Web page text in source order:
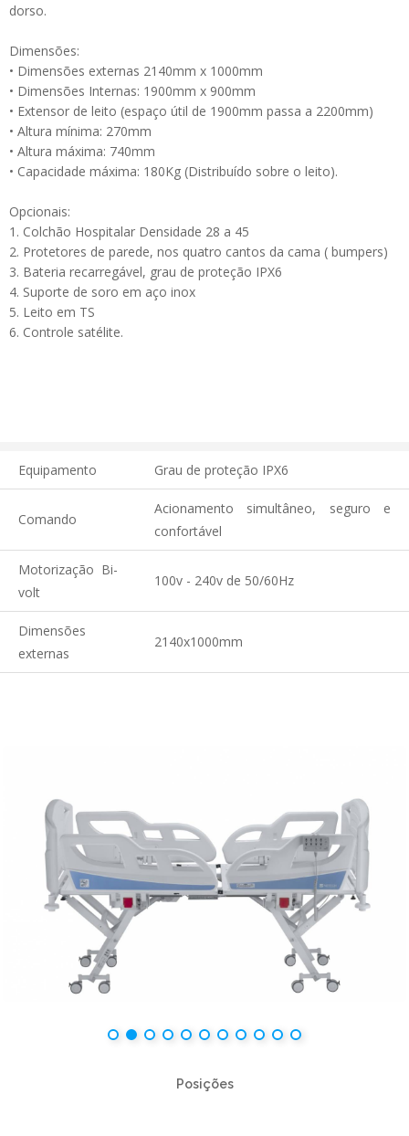
dorso.
Dimensões:
• Dimensões externas 2140mm x 1000mm
• Dimensões Internas: 1900mm x 900mm
• Extensor de leito (espaço útil de 1900mm passa a 2200mm)
• Altura mínima: 270mm
• Altura máxima: 740mm
• Capacidade máxima: 180Kg (Distribuído sobre o leito).
Opcionais:
1. Colchão Hospitalar Densidade 28 a 45
2. Protetores de parede, nos quatro cantos da cama ( bumpers)
3. Bateria recarregável, grau de proteção IPX6
4. Suporte de soro em aço inox
5. Leito em TS
6. Controle satélite.
Equipamento Grau de proteção IPX6
Comando
Acionamento simultâneo, seguro e
confortável
Motorização Bi-
volt
100v - 240v de 50/60Hz
Dimensões
externas
2140x1000mm
Posições